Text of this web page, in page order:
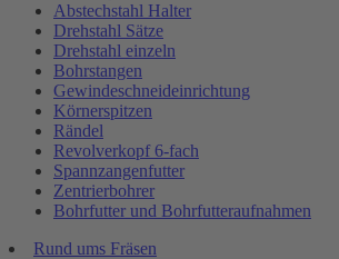
Abstechstahl Halter
Drehstahl Sätze
Drehstahl einzeln
Bohrstangen
Gewindeschneideinrichtung
Körnerspitzen
Rändel
Revolverkopf 6-fach
Spannzangenfutter
Zentrierbohrer
Bohrfutter und Bohrfutteraufnahmen
Rund ums Fräsen